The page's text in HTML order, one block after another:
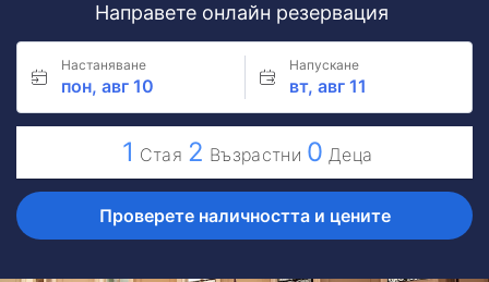
Направете онлайн резервация
Настаняване
пон, авг 10
Напускане
вт, авг 11
1 Стая 2 Възрастни 0 Деца
Проверете наличността и цените